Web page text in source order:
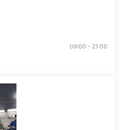
09:00 - 21:00